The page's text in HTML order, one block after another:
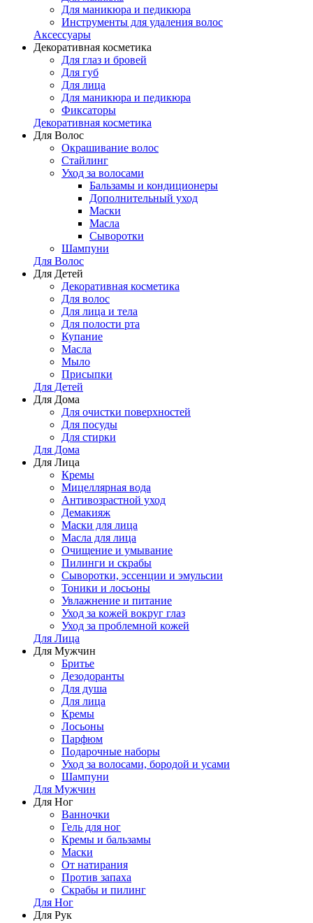
Для маникюра и педикюра
Инструменты для удаления волос
Аксессуары
Декоративная косметика
Для глаз и бровей
Для губ
Для лица
Для маникюра и педикюра
Фиксаторы
Декоративная косметика
Для Волос
Окрашивание волос
Стайлинг
Уход за волосами
Бальзамы и кондиционеры
Дополнительный уход
Маски
Масла
Сыворотки
Шампуни
Для Волос
Для Детей
Декоративная косметика
Для волос
Для лица и тела
Для полости рта
Купание
Масла
Мыло
Присыпки
Для Детей
Для Дома
Для очистки поверхностей
Для посуды
Для стирки
Для Дома
Для Лица
Кремы
Мицеллярная вода
Антивозрастной уход
Демакияж
Маски для лица
Масла для лица
Очищение и умывание
Пилинги и скрабы
Сыворотки, эссенции и эмульсии
Тоники и лосьоны
Увлажнение и питание
Уход за кожей вокруг глаз
Уход за проблемной кожей
Для Лица
Для Мужчин
Бритье
Дезодоранты
Для душа
Для лица
Кремы
Лосьоны
Парфюм
Подарочные наборы
Уход за волосами, бородой и усами
Шампуни
Для Мужчин
Для Ног
Ванночки
Гель для ног
Кремы и бальзамы
Маски
От натирания
Против запаха
Скрабы и пилинг
Для Ног
Для Рук